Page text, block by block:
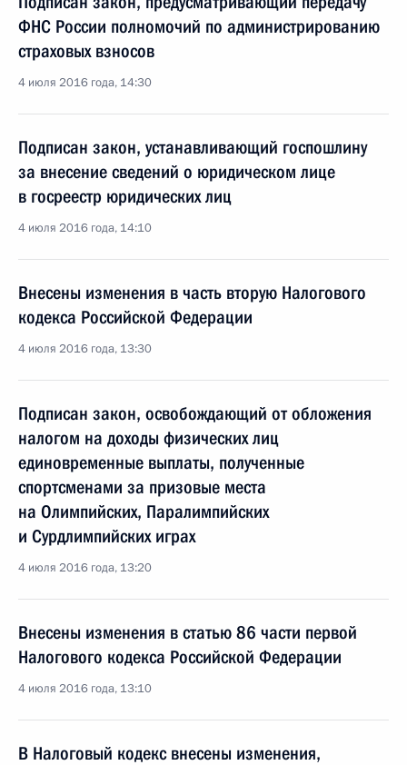
ФНС России полномочий по администрированию
страховых взносов
4 июля 2016 года, 14:30
Подписан закон, устанавливающий госпошлину
за внесение сведений о юридическом лице
в госреестр юридических лиц
4 июля 2016 года, 14:10
Внесены изменения в часть вторую Налогового
кодекса Российской Федерации
4 июля 2016 года, 13:30
Подписан закон, освобождающий от обложения
налогом на доходы физических лиц
единовременные выплаты, полученные
спортсменами за призовые места
на Олимпийских, Паралимпийских
и Сурдлимпийских играх
4 июля 2016 года, 13:20
Внесены изменения в статью 86 части первой
Налогового кодекса Российской Федерации
4 июля 2016 года, 13:10
В Налоговый кодекс внесены изменения,